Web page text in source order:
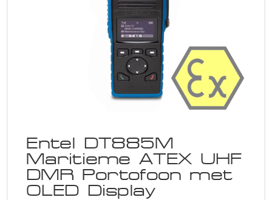
Entel DT885M
Maritieme ATEX UHF
DMR Portofoon met
OLED Display